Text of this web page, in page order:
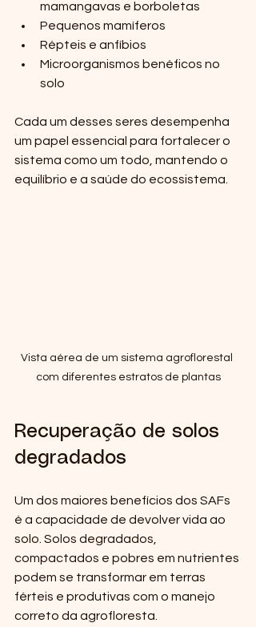
mamangavas e borboletas
Pequenos mamíferos
Répteis e anfíbios
Microorganismos benéficos no
solo
Cada um desses seres desempenha
um papel essencial para fortalecer o
sistema como um todo, mantendo o
equilíbrio e a saúde do ecossistema.
Vista aérea de um sistema agroflorestal
com diferentes estratos de plantas
Recuperação de solos
degradados
Um dos maiores benefícios dos SAFs
é a capacidade de devolver vida ao
solo. Solos degradados,
compactados e pobres em nutrientes
podem se transformar em terras
férteis e produtivas com o manejo
correto da agrofloresta.